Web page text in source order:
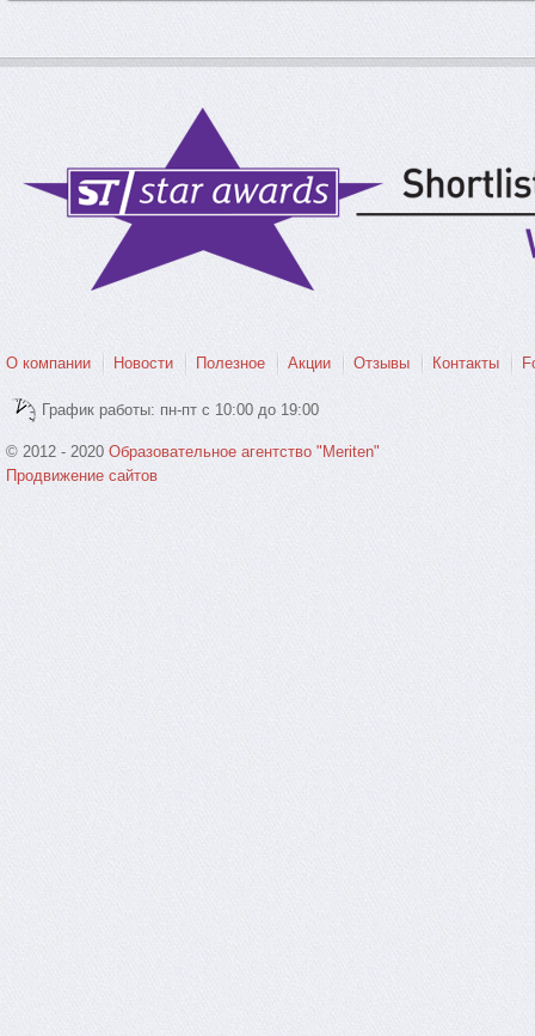
О компании Новости Полезное Акции Отзывы Контакты
График работы: пн-пт с 10:00 до 19:00
© 2012 - 2020 Образовательное агентство "Meriten"
Продвижение сайтов